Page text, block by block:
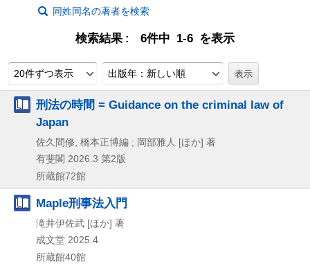
同姓同名の著者を検索
検索結果 6件中 1-6 を表示
20件ずつ表示 出版年：新しい順
刑法の時間 = Guidance on the criminal law of
Japan
佐久間修, 橋本正博編 ; 岡部雅人 [ほか] 著
有斐閣 2026.3 第2版
所蔵館72館
Maple刑事法入門
滝井伊佐武 [ほか] 著
成文堂 2025.4
所蔵館40館